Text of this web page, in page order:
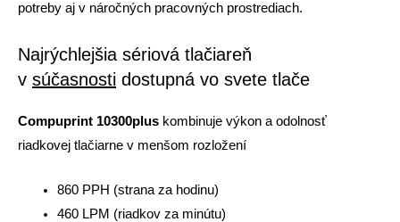
potreby aj v náročných pracovných prostrediach.
Najrýchlejšia sériová tlačiareň
v súčasnosti dostupná vo svete tlače
Compuprint 10300plus kombinuje výkon a odolnosť
riadkovej tlačiarne v menšom rozložení
860 PPH (strana za hodinu)
460 LPM (riadkov za minútu)